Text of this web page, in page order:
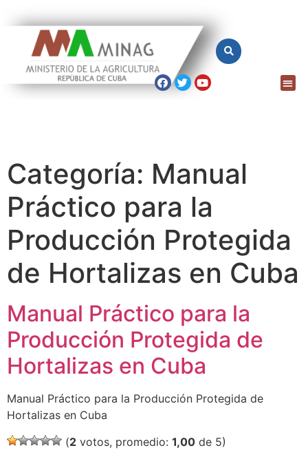
Categoría: Manual
Práctico para la
Producción Protegida
de Hortalizas en Cuba
Manual Práctico para la
Producción Protegida de
Hortalizas en Cuba
Manual Práctico para la Producción Protegida de
Hortalizas en Cuba
(2 votos, promedio: 1,00 de 5)